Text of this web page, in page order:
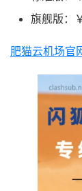
旗舰版：
肥猫云机场官